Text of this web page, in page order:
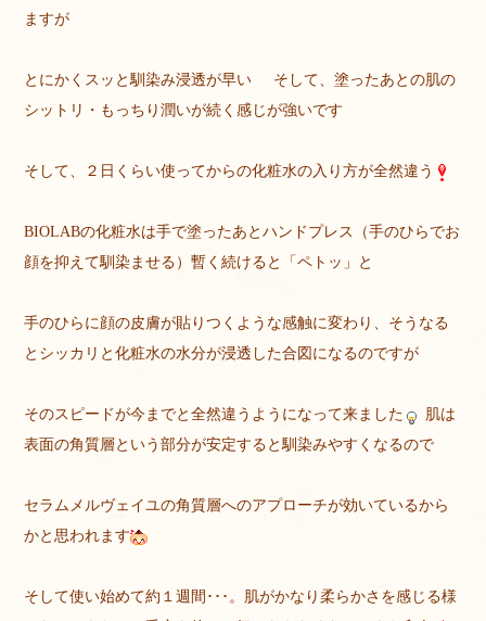
ますが
とにかくスッと馴染み浸透が早い
そして、塗ったあとの肌の
シットリ・もっちり潤いが続く感じが強いです
そして、２日くらい使ってからの化粧水の入り方が全然違う
BIOLABの化粧水は手で塗ったあとハンドプレス（手のひらでお
顔を抑えて馴染ませる）暫く続けると「ペトッ」と
手のひらに顔の皮膚が貼りつくような感触に変わり、そうなる
とシッカリと化粧水の水分が浸透した合図になるのですが
そのスピードが今までと全然違うようになって来ました
肌は
表面の角質層という部分が安定すると馴染みやすくなるので
セラムメルヴェイユの角質層へのアプローチが効いているから
かと思われます
そして使い始めて約１週間･･･。肌がかなり柔らかさを感じる様